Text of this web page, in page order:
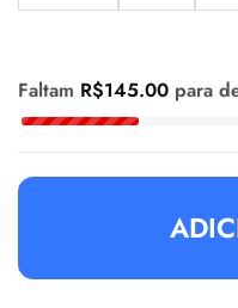
Faltam R$145.00 para